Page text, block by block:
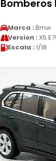
Bomberos
Marca : Bmw
Version : X5
Escala : 1/18